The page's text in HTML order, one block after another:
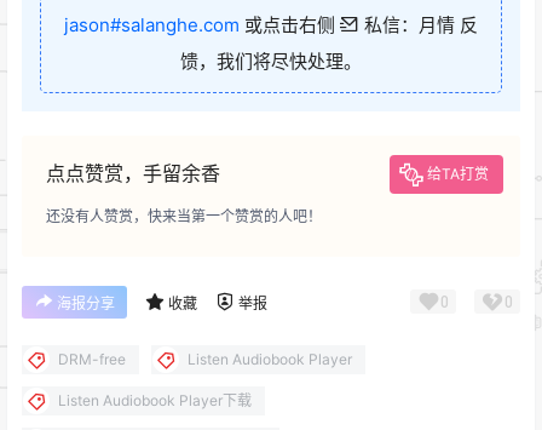
jason#salanghe.com 或点击右侧
私信：月情 反
馈，我们将尽快处理。
点点赞赏，手留余香 给TA打赏
还没有人赞赏，快来当第一个赞赏的人吧！
海报分享 收藏 举报 0 0
DRM-free Listen Audiobook Player
Listen Audiobook Player下载